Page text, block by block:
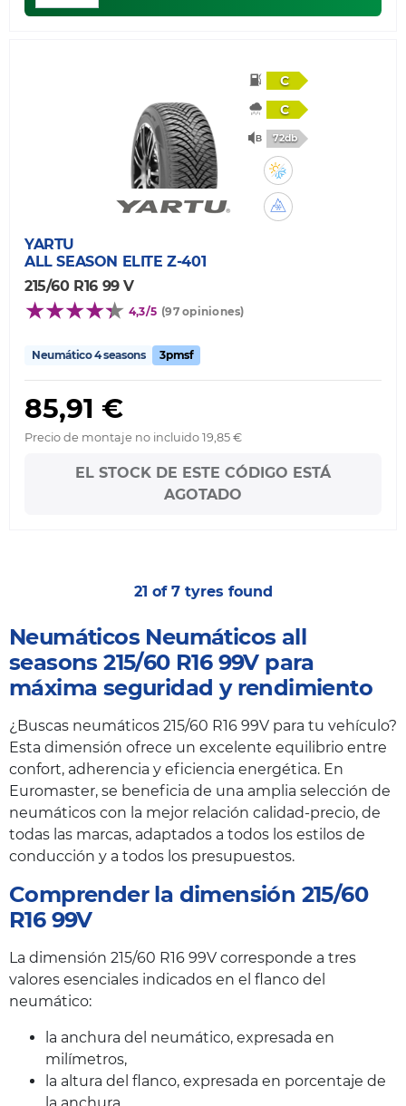
C
C
72db
YARTU
ALL SEASON ELITE Z-401
215/60 R16 99 V
4,3/5 (97 opiniones)
Neumático 4 seasons 3pmsf
85,91 €
Precio de montaje no incluido 19,85 €
EL STOCK DE ESTE CÓDIGO ESTÁ
AGOTADO
21 of 7 tyres found
Neumáticos Neumáticos all
seasons 215/60 R16 99V para
máxima seguridad y rendimiento
¿Buscas neumáticos 215/60 R16 99V para tu vehículo?
Esta dimensión ofrece un excelente equilibrio entre
confort, adherencia y eficiencia energética. En
Euromaster, se beneficia de una amplia selección de
neumáticos con la mejor relación calidad-precio, de
todas las marcas, adaptados a todos los estilos de
conducción y a todos los presupuestos.
Comprender la dimensión 215/60
R16 99V
La dimensión 215/60 R16 99V corresponde a tres
valores esenciales indicados en el flanco del
neumático:
la anchura del neumático, expresada en
milímetros,
la altura del flanco, expresada en porcentaje de